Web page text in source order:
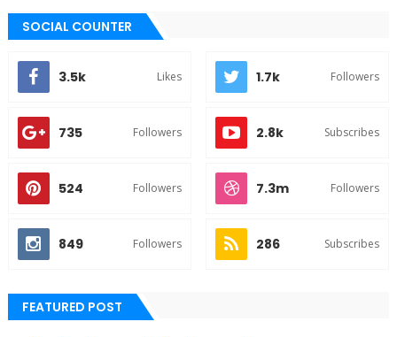
SOCIAL COUNTER
3.5k Likes 1.7k Followers
735 Followers 2.8k Subscribes
524 Followers 7.3m Followers
849 Followers 286 Subscribes
FEATURED POST